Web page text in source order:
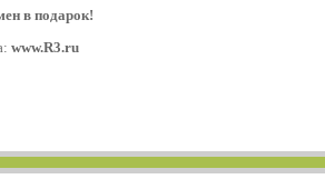
в подарок!
www.R3.ru